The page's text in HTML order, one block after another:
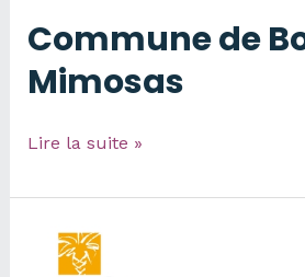
Commune de
Mimosas
Commune
Bormes
Mimosas
Lire la suite »